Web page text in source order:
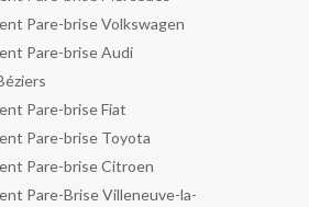
Pare-brise Volkswagen
Pare-brise Audi
Pare-brise Fiat
Pare-brise Toyota
Pare-brise Citroen
Pare-Brise Villeneuve-la-